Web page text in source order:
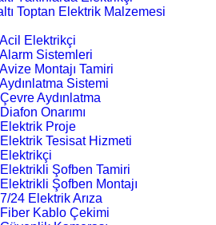
Toptan Elektrik Malzemesi
Elektrikçi
Sistemleri
Montajı Tamiri
Sistemi
Aydınlatma
Onarımı
Proje
Tesisat Hizmeti
Şofben Tamiri
Şofben Montajı
24 Elektrik Arıza
Kablo Çekimi